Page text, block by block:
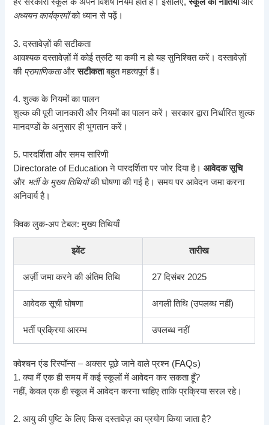
हर सरकारी स्कूल के अपने विशेष नियम होते हैं। इसलिए,स्कूल की नीतियोंऔर
अध्ययन कार्यक्रमोंको ध्यान से पढ़ें।
3. दस्तावेज़ों की सटीकता
आवश्यक दस्तावेज़ों में कोई त्रुटि या कमी न हो यह सुनिश्चित करें। दस्तावेज़ों
की प्रामाणिकताऔरसटीकताबहुत महत्वपूर्ण हैं।
4. शुल्क के नियमों का पालन
शुल्क की पूरी जानकारी और नियमों का पालन करें। सरकार द्वारा निर्धारित शुल्क
मानदण्डों के अनुसार ही भुगतान करें।
5. पारदर्शिता और समय सारिणी
Directorate of Education ने पारदर्शिता पर जोर दिया है।आवेदक सूचि
और भर्ती के मुख्य तिथियोंकी घोषणा की गई है। समय पर आवेदन जमा करना
अनिवार्य है।
क्विक लुक‑अप टेबल: मुख्य तिथियाँ
इवेंट तारीख
अर्ज़ी जमा करने की अंतिम तिथि 27 दिसंबर 2025
आवेदक सूची घोषणा अगली तिथि (उपलब्ध नहीं)
भर्ती प्रक्रिया आरम्भ उपलब्ध नहीं
क्वेश्चन एंड रिस्पॉन्स – अक्सर पूछे जाने वाले प्रश्न (FAQs)
1. क्या मैं एक ही समय में कई स्कूलों में आवेदन कर सकता हूँ?
नहीं, केवल एक ही स्कूल में आवेदन करना चाहिए ताकि प्रक्रिया सरल रहे।
2. आयु की पुष्टि के लिए किस दस्तावेज़ का प्रयोग किया जाता है?